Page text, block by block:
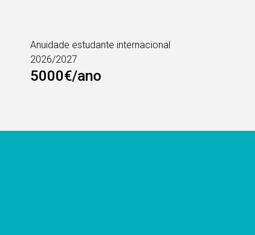
Anuidade estudante internacional
2026/2027
5000€/ano